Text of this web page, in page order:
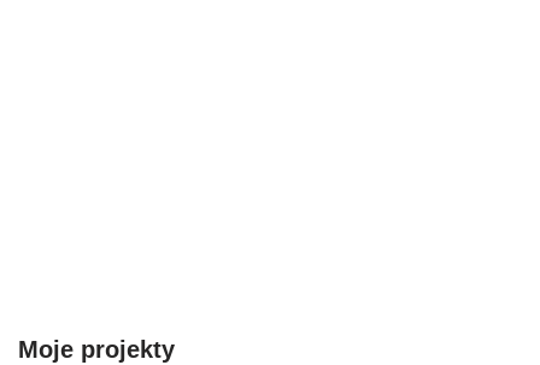
Moje projekty